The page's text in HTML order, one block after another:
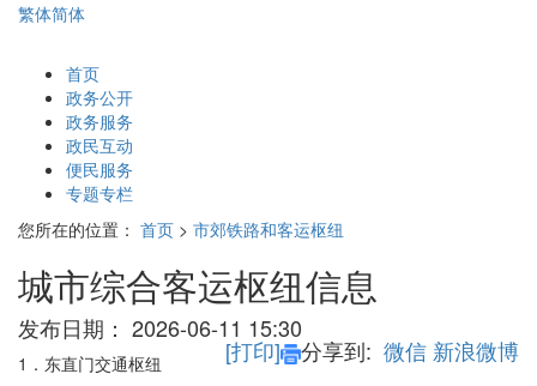
繁体简体
首页
政务公开
政务服务
政民互动
便民服务
专题专栏
您所在的位置： 首页 > 市郊铁路和客运枢纽
城市综合客运枢纽信息
发布日期： 2026-06-11 15:30
[打印] 分享到: 微信 新浪微博
1．东直门交通枢纽